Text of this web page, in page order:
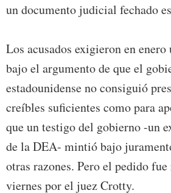
un documento judicial fechado
Los acusados exigieron en
bajo el argumento de que el
estadounidense no consiguió
creíbles suficientes como para
que un testigo del gobierno -un
de la DEA- mintió bajo
otras razones. Pero el pedido fue
viernes por el juez Crotty.